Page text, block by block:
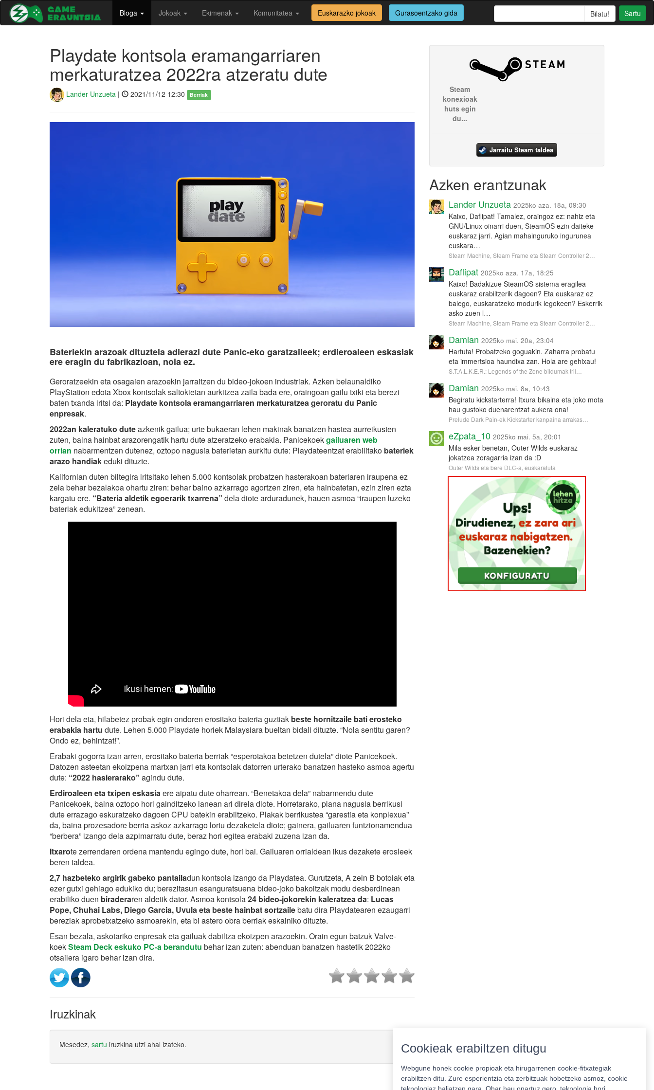
Bloga Jokoak Ekimenak Komunitatea Euskarazko jokoak Gurasoentzako gida Sartu
Playdate kontsola eramangarriaren
merkaturatzea 2022ra atzeratu dute
Lander Unzueta | 2021/11/12 12:30 Berriak
Bateriekin arazoak dituztela adierazi dute Panic-eko garatzaileek; erdieroaleen eskasiak
ere eragin du fabrikazioan, nola ez.
Geroratzeekin eta osagaien arazoekin jarraitzen du bideo-jokoen industriak. Azken belaunaldiko
PlayStation edota Xbox kontsolak saltokietan aurkitzea zaila bada ere, oraingoan gailu txiki eta berezi
baten txanda iritsi da: Playdate kontsola eramangarriaren merkaturatzea geroratu du Panic
enpresak.
2022an kaleratuko duteazkenik gailua; urte bukaeran lehen makinak banatzen hastea aurreikusten
zuten, baina hainbat arazorengatik hartu dute atzeratzeko erabakia. Panicekoekgailuaren web
orrian nabarmentzen dutenez, oztopo nagusia baterietan aurkitu dute: Playdateentzat erabilitako bateriek
arazo handiakeduki dituzte.
Kalifornian duten biltegira iritsitako lehen 5.000 kontsolak probatzen hasterakoan bateriaren iraupena ez
zela behar bezalakoa ohartu ziren: behar baino azkarrago agortzen ziren, eta hainbatetan, ezin ziren ezta
kargatu ere. “Bateria aldetik egoerarik txarrena” dela diote arduradunek, hauen asmoa “iraupen luzeko
bateriak edukitzea” zenean.
Hori dela eta, hilabetez probak egin ondoren erositako bateria guztiak beste hornitzaile bati erosteko
erabakia hartu dute. Lehen 5.000 Playdate horiek Malaysiara bueltan bidali dituzte. “Nola sentitu garen?
Ondo ez, behintzat!”.
Erabaki gogorra izan arren, erositako bateria berriak “esperotakoa betetzen dutela” diote Panicekoek.
Datozen asteetan ekoizpena martxan jarri eta kontsolak datorren urterako banatzen hasteko asmoa agertu
dute: “2022 hasierarako” agindu dute.
Erdiroaleen eta txipen eskasiaere aipatu dute oharrean. “Benetakoa dela” nabarmendu dute
Panicekoek, baina oztopo hori gainditzeko lanean ari direla diote. Horretarako, plana nagusia berrikusi
dute errazago eskuratzeko dagoen CPU batekin erabiltzeko. Plakak berrikustea “garestia eta konplexua”
da, baina prozesadore berria askoz azkarrago lortu dezaketela diote; gainera, gailuaren funtzionamendua
“berbera” izango dela azpimarratu dute, beraz hori egitea erabaki zuzena izan da.
Itxarote zerrendaren ordena mantendu egingo dute, hori bai. Gailuaren orrialdean ikus dezakete erosleek
beren taldea.
2,7 hazbeteko argirik gabeko pantailadun kontsola izango da Playdatea. Gurutzeta, A zein B botoiak eta
ezer gutxi gehiago edukiko du; berezitasun esanguratsuena bideo-joko bakoitzak modu desberdinean
erabiliko duen biraderaren aldetik dator. Asmoa kontsola24 bideo-jokorekin kaleratzea da: Lucas
Pope, Chuhai Labs, Diego Garcia, Uvula eta beste hainbat sortzailebatu dira Playdatearen ezaugarri
bereziak aprobetxatzeko asmoarekin, eta bi astero obra berriak eskainiko dituzte.
Esan bezala, askotariko enpresak eta gailuak dabiltza ekoizpen arazoekin. Orain egun batzuk Valve-
koekSteam Deck eskuko PC-a berandutu behar izan zuten: abenduan banatzen hastetik 2022ko
otsailera igaro behar izan dira.
Iruzkinak
Mesedez, sartu iruzkina utzi ahal izateko.
Steam
konexioak
huts egin
du...
Jarraitu Steam taldea
Azken erantzunak
Lander Unzueta 2025ko aza. 18a, 09:30
Kaixo, Daflipat! Tamalez, oraingoz ez: nahiz eta
GNU/Linux oinarri duen, SteamOS ezin daiteke
euskaraz jarri. Agian mahainguruko ingurunea
euskara…
Steam Machine, Steam Frame eta Steam Controller 2…
Daflipat 2025ko aza. 17a, 18:25
Kaixo! Badakizue SteamOS sistema eragilea
euskaraz erabiltzerik dagoen? Eta euskaraz ez
balego, euskaratzeko modurik legokeen? Eskerrik
asko zuen l…
Steam Machine, Steam Frame eta Steam Controller 2…
Damian 2025ko mai. 20a, 23:04
Hartuta! Probatzeko goguakin. Zaharra probatu
eta immertsioa haundixa zan. Hola are gehixau!
S.T.A.L.K.E.R.: Legends of the Zone bildumak tril…
Damian 2025ko mai. 8a, 10:43
Begiratu kickstarterra! Itxura bikaina eta joko mota
hau gustoko duenarentzat aukera ona!
Prelude Dark Pain-ek Kickstarter kanpaina arrakas…
eZpata_10 2025ko mai. 5a, 20:01
Mila esker benetan, Outer Wilds euskaraz
jokatzea zoragarria izan da :D
Outer Wilds eta bere DLC-a, euskaratuta
Cookieak erabiltzen ditugu
Webgune honek cookie propioak eta hirugarrenen cookie-fitxategiak
erabiltzen ditu. Zure esperientzia eta zerbitzuak hobetzeko asmoz, cookie